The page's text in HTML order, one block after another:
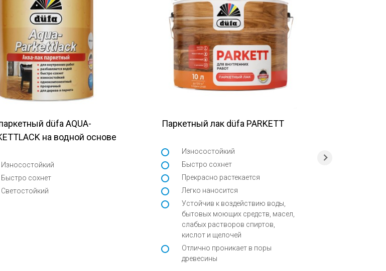
düfa AQUA-
на водной основе
Износостойкий
Быстро сохнет
Светостойкий
Паркетный лак düfa PARKETT
Износостойкий
Быстро сохнет
Прекрасно растекается
Легко наносится
Устойчив к воздействию воды,
бытовых моющих средств, масел,
слабых растворов спиртов,
кислот и щелочей
Отлично проникает в поры
древесины